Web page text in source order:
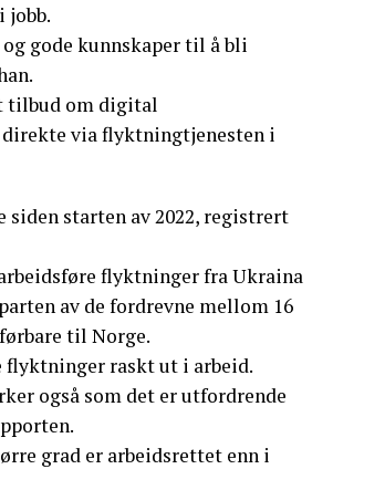
jobb.
gode kunnskaper til å bli
tilbud om digital
via flyktningtjenesten i
starten av 2022, registrert
flyktninger fra Ukraina
av de fordrevne mellom 16
til Norge.
flyktninger raskt ut i arbeid.
også som det er utfordrende
grad er arbeidsrettet enn i